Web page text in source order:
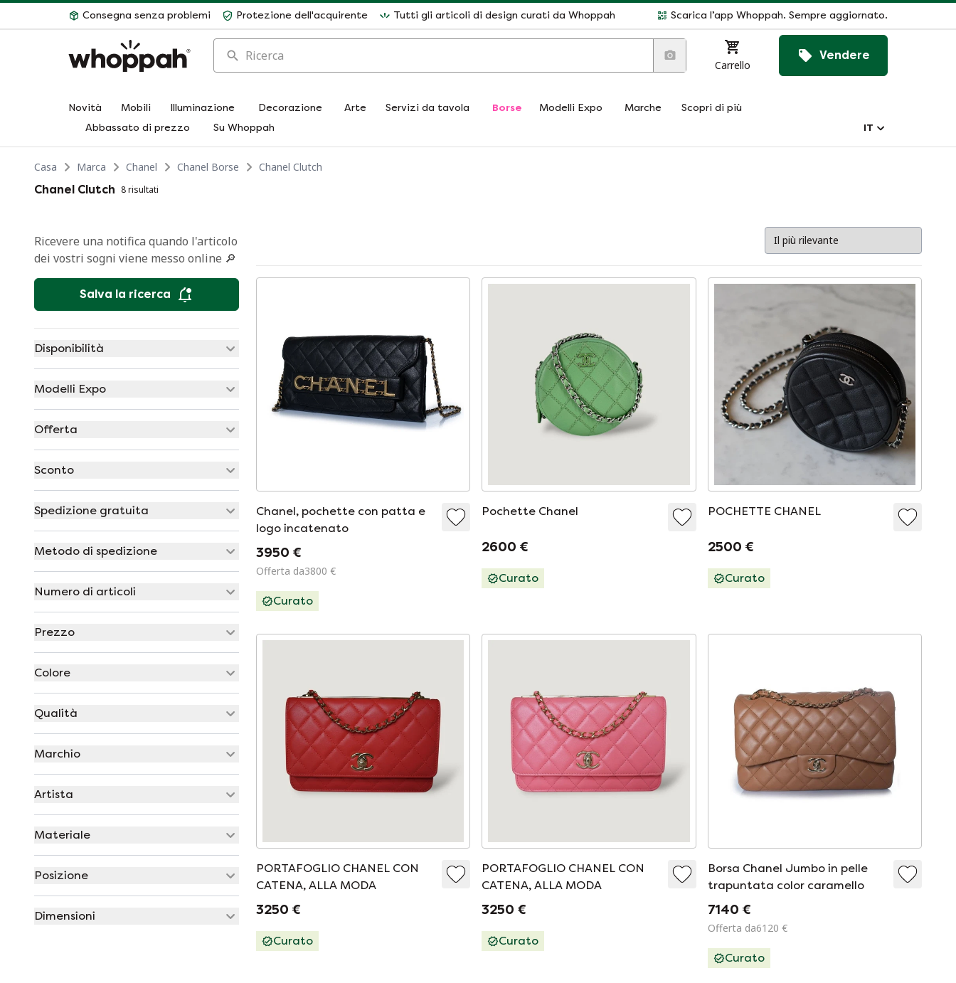
Consegna senza problemi Protezione dell'acquirente Tutti gli articoli di design curati da Whoppah Scarica l’app Whoppah. Sempre aggiornato.
Ricerca
Carrello
Vendere
Novità Mobili Illuminazione Decorazione Arte Servizi da tavola Borse Modelli Expo Marche
Scopri di più
Abbassato di prezzo
Su Whoppah IT
Casa Marca Chanel Chanel Borse
Chanel Clutch
Chanel Clutch 8 risultati
Ricevere una notifica quando l'articolo
dei vostri sogni viene messo online 🔎
Salva la ricerca
Disponibilità
Modelli Expo
Offerta
Sconto
Spedizione gratuita
Metodo di spedizione
Numero di articoli
Prezzo
Colore
Qualità
Marchio
Artista
Materiale
Posizione
Dimensioni
Chanel, pochette con patta e
logo incatenato
3950 €
Offerta da3800 €
Curato
Pochette Chanel
2600 €
Curato
POCHETTE CHANEL
2500 €
Curato
PORTAFOGLIO CHANEL CON
CATENA, ALLA MODA
3250 €
Curato
PORTAFOGLIO CHANEL CON
CATENA, ALLA MODA
3250 €
Curato
Borsa Chanel Jumbo in pelle
trapuntata color caramello
7140 €
Offerta da6120 €
Curato